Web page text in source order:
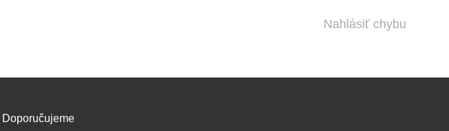
Nahlásiť chybu
Doporučujeme